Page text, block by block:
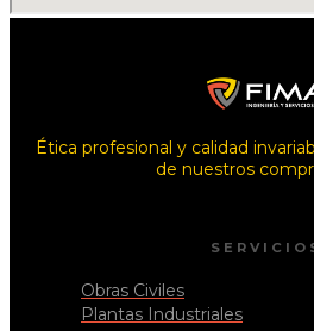
Ética profesional y calidad
de nuestros
Obras Civiles
Plantas Industriales